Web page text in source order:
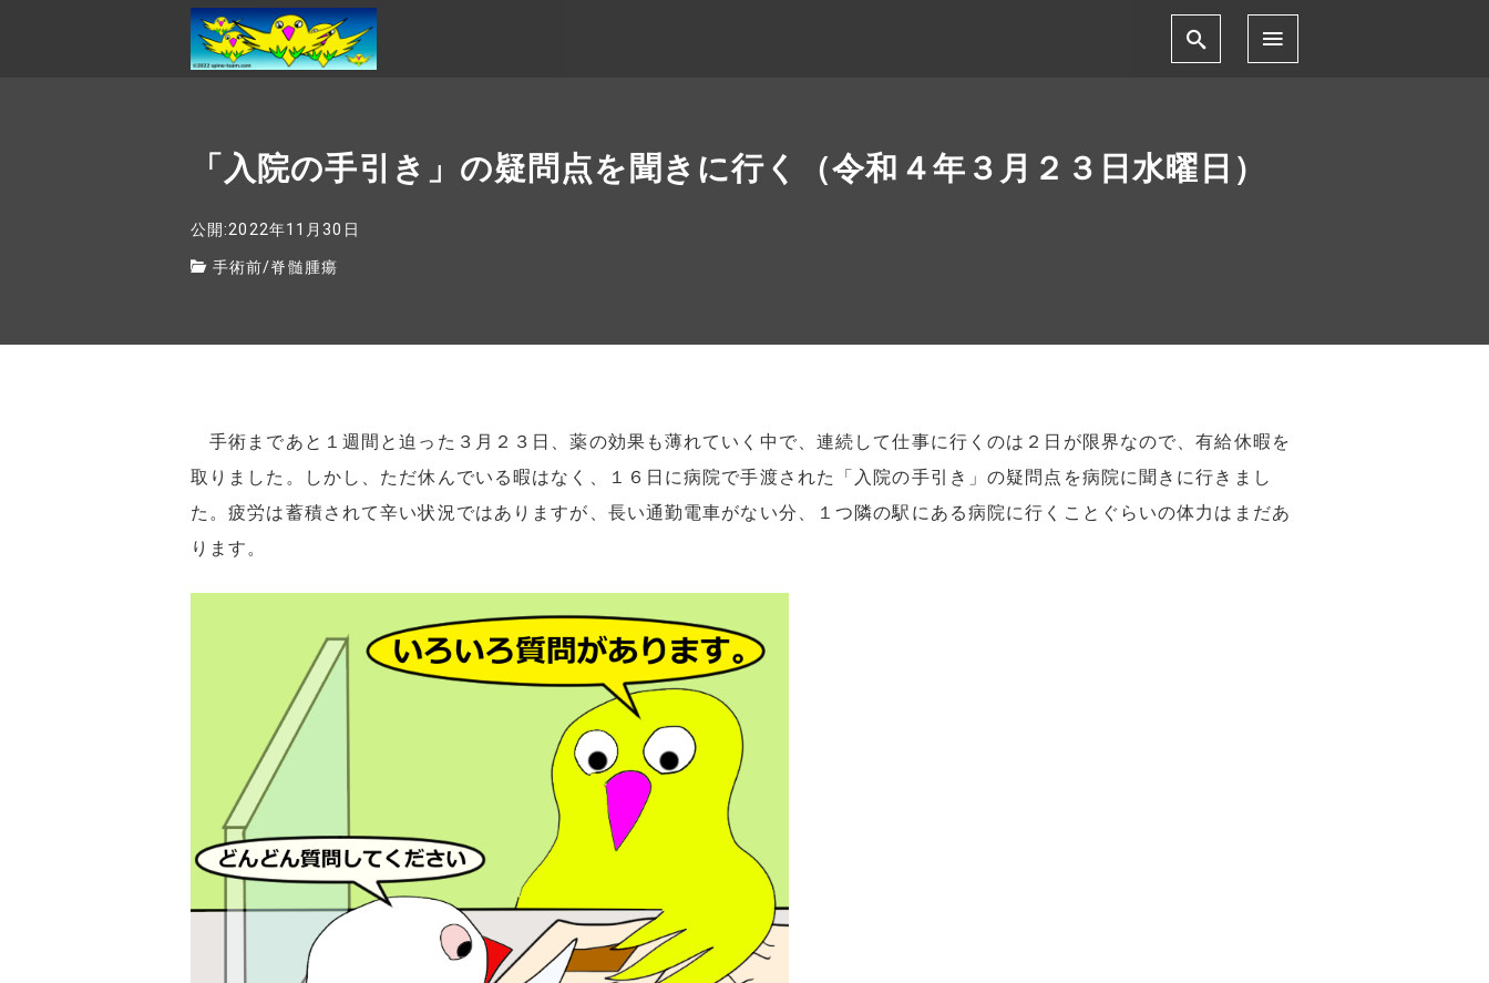
「入院の手引き」の疑問点を聞きに行く（令和４年３月２３日水曜日）
公開:2022年11月30日
手術前/脊髄腫瘍
手術まであと１週間と迫った３月２３日、薬の効果も薄れていく中で、連続して仕事に行くのは２日が限界なので、有給休暇を
取りました。しかし、ただ休んでいる暇はなく、１６日に病院で手渡された「入院の手引き」の疑問点を病院に聞きに行きまし
た。疲労は蓄積されて辛い状況ではありますが、長い通勤電車がない分、１つ隣の駅にある病院に行くことぐらいの体力はまだあ
ります。